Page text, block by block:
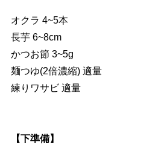
オクラ 4~5本
長芋 6~8cm
かつお節 3~5g
麺つゆ(2倍濃縮) 適量
練りワサビ 適量
【下準備】